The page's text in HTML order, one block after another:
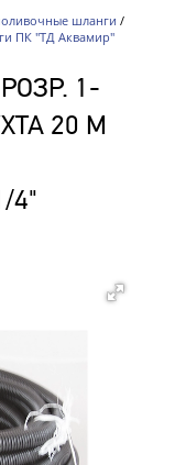
шланги /
ПК "ТД Аквамир"
1-
20 М
4"